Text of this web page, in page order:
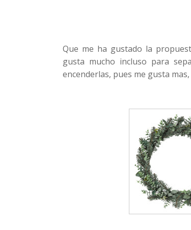
Que me ha gustado la
gusta mucho incluso para
encenderlas, pues me gusta